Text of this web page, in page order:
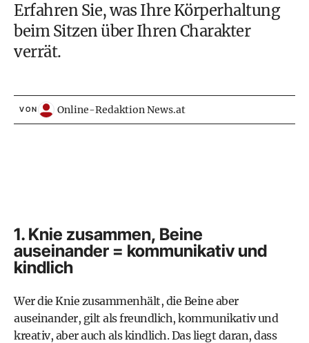
Erfahren Sie, was Ihre Körperhaltung
beim Sitzen über Ihren Charakter
verrät.
VON Online-Redaktion News.at
1. Knie zusammen, Beine
auseinander = kommunikativ und
kindlich
Wer die Knie zusammenhält, die Beine aber
auseinander, gilt als freundlich, kommunikativ und
kreativ, aber auch als kindlich. Das liegt daran, dass